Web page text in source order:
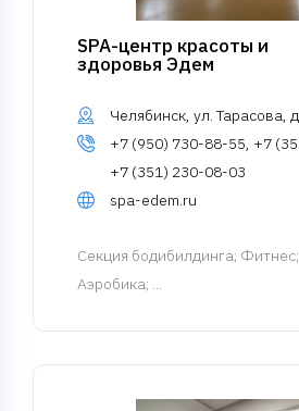
SPA-центр красоты и
здоровья Эдем
Челябинск, ул. Тарасова,
+7 (950) 730-88-55, +7
+7 (351) 230-08-03
spa-edem.ru
Cекция бодибилдинга;
Аэробика; ...